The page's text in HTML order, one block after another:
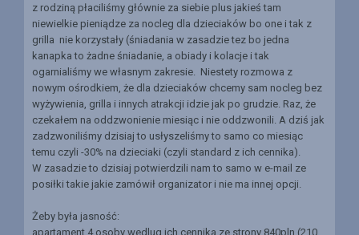
z rodziną płaciliśmy głównie za siebie plus jakieś tam
niewielkie pieniądze za nocleg dla dzieciaków bo one i tak z
grilla nie korzystały (śniadania w zasadzie tez bo jedna
kanapka to żadne śniadanie, a obiady i kolacje i tak
ogarnialiśmy we własnym zakresie. Niestety rozmowa z
nowym ośrodkiem, że dla dzieciaków chcemy sam nocleg bez
wyżywienia, grilla i innych atrakcji idzie jak po grudzie. Raz, że
czekałem na oddzwonienie miesiąc i nie oddzwonili. A dziś jak
zadzwoniliśmy dzisiaj to usłyszeliśmy to samo co miesiąc
temu czyli -30% na dzieciaki (czyli standard z ich cennika).
W zasadzie to dzisiaj potwierdzili nam to samo w e-mail ze
posiłki takie jakie zamówił organizator i nie ma innej opcji.
Żeby była jasność:
apartament 4 osoby wedlug ich cennika ze strony 840pln (210